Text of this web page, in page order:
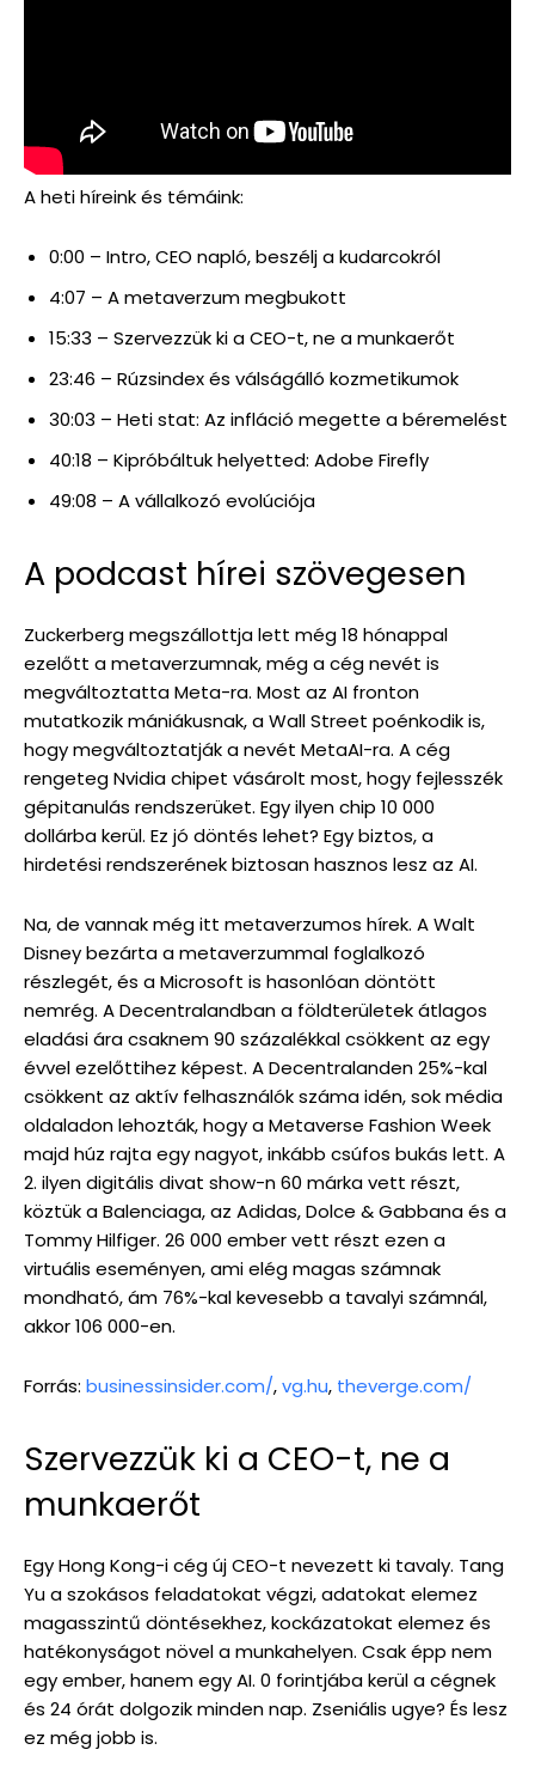
A heti híreink és témáink:
0:00 – Intro, CEO napló, beszélj a kudarcokról
4:07 – A metaverzum megbukott
15:33 – Szervezzük ki a CEO-t, ne a munkaerőt
23:46 – Rúzsindex és válságálló kozmetikumok
30:03 – Heti stat: Az infláció megette a béremelést
40:18 – Kipróbáltuk helyetted: Adobe Firefly
49:08 – A vállalkozó evolúciója
A podcast hírei szövegesen
Zuckerberg megszállottja lett még 18 hónappal
ezelőtt a metaverzumnak, még a cég nevét is
megváltoztatta Meta-ra. Most az AI fronton
mutatkozik mániákusnak, a Wall Street poénkodik is,
hogy megváltoztatják a nevét MetaAI-ra. A cég
rengeteg Nvidia chipet vásárolt most, hogy fejlesszék
gépitanulás rendszerüket. Egy ilyen chip 10 000
dollárba kerül. Ez jó döntés lehet? Egy biztos, a
hirdetési rendszerének biztosan hasznos lesz az AI.
Na, de vannak még itt metaverzumos hírek. A Walt
Disney bezárta a metaverzummal foglalkozó
részlegét, és a Microsoft is hasonlóan döntött
nemrég. A Decentralandban a földterületek átlagos
eladási ára csaknem 90 százalékkal csökkent az egy
évvel ezelőttihez képest. A Decentralanden 25%-kal
csökkent az aktív felhasználók száma idén, sok média
oldaladon lehozták, hogy a Metaverse Fashion Week
majd húz rajta egy nagyot, inkább csúfos bukás lett. A
2. ilyen digitális divat show-n 60 márka vett részt,
köztük a Balenciaga, az Adidas, Dolce & Gabbana és a
Tommy Hilfiger. 26 000 ember vett részt ezen a
virtuális eseményen, ami elég magas számnak
mondható, ám 76%-kal kevesebb a tavalyi számnál,
akkor 106 000-en.
Forrás: businessinsider.com/,vg.hu, theverge.com/
Szervezzük ki a CEO-t, ne a
munkaerőt
Egy Hong Kong-i cég új CEO-t nevezett ki tavaly. Tang
Yu a szokásos feladatokat végzi, adatokat elemez
magasszintű döntésekhez, kockázatokat elemez és
hatékonyságot növel a munkahelyen. Csak épp nem
egy ember, hanem egy AI. 0 forintjába kerül a cégnek
és 24 órát dolgozik minden nap. Zseniális ugye? És lesz
ez még jobb is.